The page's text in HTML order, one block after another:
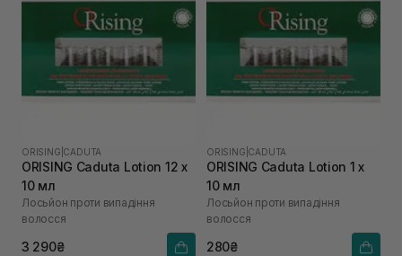
ORISING CADUTA
ORISING Caduta Lotion 12 х
10 мл
Лосьйон проти випадіння
волосся
3 290₴
ORISING CADUTA
ORISING Caduta Lotion 1 х
10 мл
Лосьйон проти випадіння
волосся
280₴